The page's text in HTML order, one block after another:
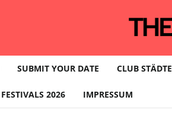
SUBMIT YOUR DATE CLUB STÄDTE
FESTIVALS 2026 IMPRESSUM